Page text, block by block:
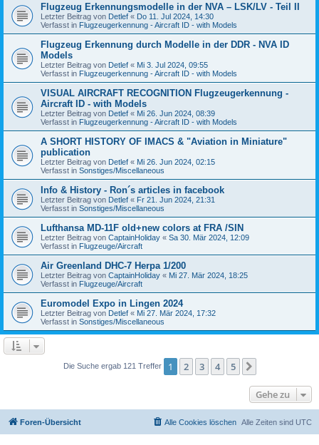
Flugzeug Erkennungsmodelle in der NVA – LSK/LV - Teil II
Letzter Beitrag von Detlef « Do 11. Jul 2024, 14:30
Verfasst in Flugzeugerkennung - Aircraft ID - with Models
Flugzeug Erkennung durch Modelle in der DDR - NVA ID
Models
Letzter Beitrag von Detlef « Mi 3. Jul 2024, 09:55
Verfasst in Flugzeugerkennung - Aircraft ID - with Models
VISUAL AIRCRAFT RECOGNITION Flugzeugerkennung -
Aircraft ID - with Models
Letzter Beitrag von Detlef « Mi 26. Jun 2024, 08:39
Verfasst in Flugzeugerkennung - Aircraft ID - with Models
A SHORT HISTORY OF IMACS & "Aviation in Miniature"
publication
Letzter Beitrag von Detlef « Mi 26. Jun 2024, 02:15
Verfasst in Sonstiges/Miscellaneous
Info & History - Ron´s articles in facebook
Letzter Beitrag von Detlef « Fr 21. Jun 2024, 21:31
Verfasst in Sonstiges/Miscellaneous
Lufthansa MD-11F old+new colors at FRA /SIN
Letzter Beitrag von CaptainHoliday « Sa 30. Mär 2024, 12:09
Verfasst in Flugzeuge/Aircraft
Air Greenland DHC-7 Herpa 1/200
Letzter Beitrag von CaptainHoliday « Mi 27. Mär 2024, 18:25
Verfasst in Flugzeuge/Aircraft
Euromodel Expo in Lingen 2024
Letzter Beitrag von Detlef « Mi 27. Mär 2024, 17:32
Verfasst in Sonstiges/Miscellaneous
Die Suche ergab 121 Treffer 1 2 3 4 5
Gehe zu
Foren-Übersicht Alle Zeiten sind UTC
Alle Cookies löschen